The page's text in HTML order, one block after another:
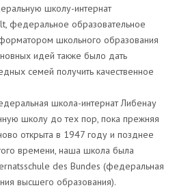
школу-интернат
федеральное образовательное
школьного образования
идей также было дать
семей получить качественное
школа-интернат Либенау
школу до тех пор, пока прежняя
открыта в 1947 году и позднее
времени, наша школа была
des Bundes (федеральная
высшего образования).